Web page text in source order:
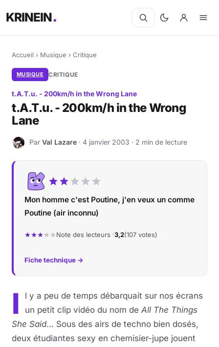
KRINEIN
Accueil › Musique › Critique
MUSIQUE CRITIQUE
t.A.T.u. - 200km/h in the Wrong Lane
t.A.T.u. - 200km/h in the Wrong
Lane
V Par Val Lazare · 4 janvier 2003 · 2 min de lecture
Mon homme c'est Poutine, j'en veux un comme
Poutine (air inconnu)
Note des lecteurs ·3,2(107 votes)
Fiche technique →
I
l y a peu de temps débarquait sur nos écrans
un petit clip vidéo du nom de All The Things
She Said... Sous des airs de techno bien dosés,
deux étudiantes sexy en chemisier-jupe jouent